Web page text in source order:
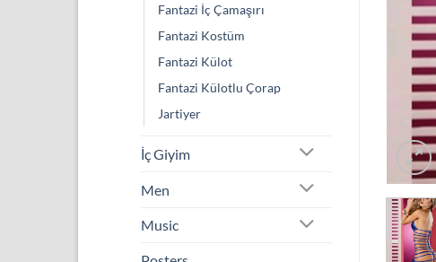
Fantazi İç Çamaşırı
Fantazi Kostüm
Fantazi Külot
Fantazi Külotlu Çorap
Jartiyer
İç Giyim
Men
Music